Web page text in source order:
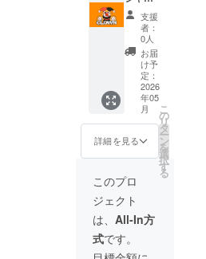
入例：
株式会
社ミカ
ン 山
田 太
とホー
ムペー
ジにお
名前と
事務所
を建て
たら一
番にご
招待さ
せてい
ただき
ます。
（お名
前と経
営者の
方は企
業名も
記入さ
せてい
ただき
支援
者：
0人
お届
け予
定：
2026
年05
月
詳細を見る
こ
の
リ
タ
ー
ン
を
選
択
す
る
このプロ
ジェクト
は、 All-In方
式です。